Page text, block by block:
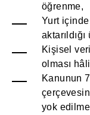
öğrenme,
Yurt
Kişisel
olması
Kanunun
yok